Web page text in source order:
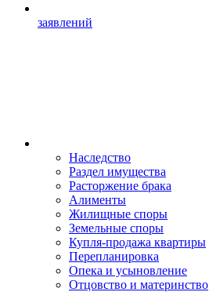
заявлений
Наследство
Раздел имущества
Расторжение брака
Алименты
Жилищные споры
Земельные споры
Купля-продажа квартиры
Перепланировка
Опека и усыновление
Отцовство и материнство